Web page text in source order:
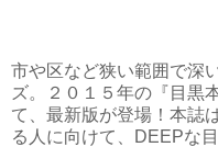
市や区など狭い範囲で深
ズ。２０１５年の『目黒
て、最新版が登場！本誌
る人に向けて、DEEPな